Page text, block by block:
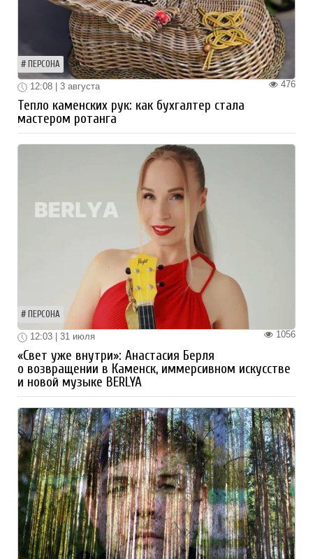
ПЕРСОНА
476
12:08 | 3 августа
Тепло каменских рук: как бухгалтер стала
мастером ротанга
ПЕРСОНА
1056
12:03 | 31 июля
«Свет уже внутри»: Анастасия Берля
о возвращении в Каменск, иммерсивном искусстве
и новой музыке BERLYA